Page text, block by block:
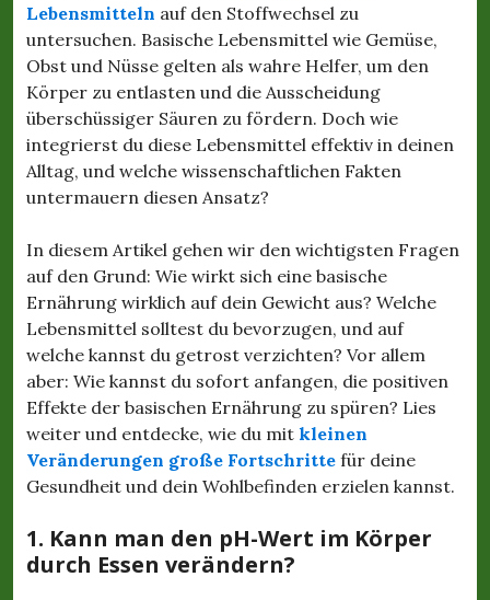
Lebensmitteln auf den Stoffwechsel zu
untersuchen. Basische Lebensmittel wie Gemüse,
Obst und Nüsse gelten als wahre Helfer, um den
Körper zu entlasten und die Ausscheidung
überschüssiger Säuren zu fördern. Doch wie
integrierst du diese Lebensmittel effektiv in deinen
Alltag, und welche wissenschaftlichen Fakten
untermauern diesen Ansatz?
In diesem Artikel gehen wir den wichtigsten Fragen
auf den Grund: Wie wirkt sich eine basische
Ernährung wirklich auf dein Gewicht aus? Welche
Lebensmittel solltest du bevorzugen, und auf
welche kannst du getrost verzichten? Vor allem
aber: Wie kannst du sofort anfangen, die positiven
Effekte der basischen Ernährung zu spüren? Lies
weiter und entdecke, wie du mit kleinen
Veränderungen große Fortschritte für deine
Gesundheit und dein Wohlbefinden erzielen kannst.
1. Kann man den pH-Wert im Körper
durch Essen verändern?